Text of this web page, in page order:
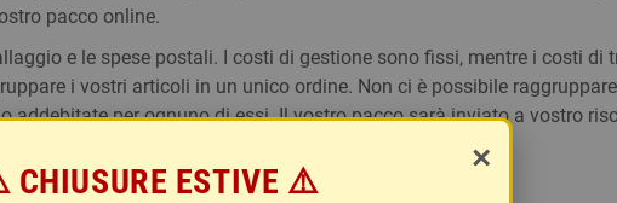
pacco online.
e le spese postali. I costi di gestione sono fissi, mentre i costi di
i vostri articoli in un unico ordine. Non ci è possibile
per ognuno di essi. Il vostro pacco sarà inviato a vostro
son ben protetti.
×
ESTIVE ⚠️